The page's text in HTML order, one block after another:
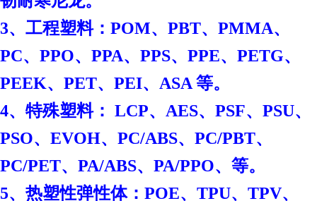
3、工程塑料：POM、PBT、PMMA、
PC、PPO、PPA、PPS、PPE、PETG、
PEEK、PET、PEI、ASA 等。
4、特殊塑料： LCP、AES、PSF、PSU、
PSO、EVOH、PC/ABS、PC/PBT、
PC/PET、PA/ABS、PA/PPO、等。
5、热塑性弹性体：POE、 TPU、TPV、